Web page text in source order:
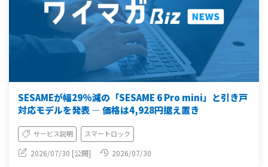
SESAMEが幅29%減の「SESAME 6 Pro mini」と引き戸
対応モデルを発表 ― 価格は4,928円据え置き
サービス説明 スマートロック
2026/07/30 [公開] 2026/07/30